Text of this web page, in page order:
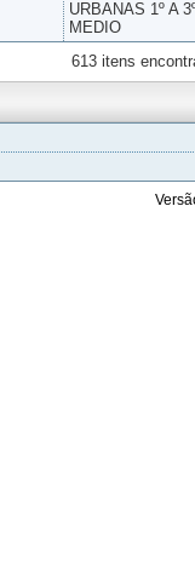
URBANAS 1º A
MEDIO
613 itens